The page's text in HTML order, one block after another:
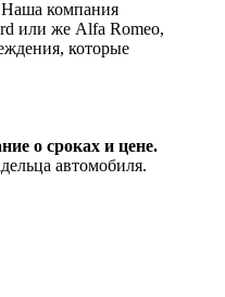
Наша компания
или же Alfa Romeo,
которые
о сроках и цене.
автомобиля.